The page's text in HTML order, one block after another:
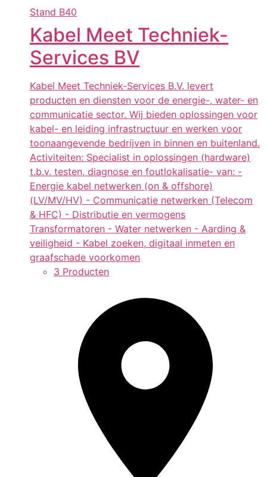
Stand B40
Kabel Meet Techniek-
Services BV
Kabel Meet Techniek-Services B.V. levert
producten en diensten voor de energie-, water- en
communicatie sector. Wij bieden oplossingen voor
kabel- en leiding infrastructuur en werken voor
toonaangevende bedrijven in binnen en buitenland.
Activiteiten: Specialist in oplossingen (hardware)
t.b.v. testen, diagnose en foutlokalisatie- van: -
Energie kabel netwerken (on & offshore)
(LV/MV/HV) - Communicatie netwerken (Telecom
& HFC) - Distributie en vermogens
Transformatoren - Water netwerken - Aarding &
veiligheid - Kabel zoeken, digitaal inmeten en
graafschade voorkomen
3 Producten